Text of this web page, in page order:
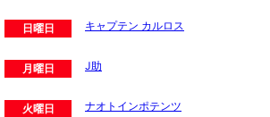
日曜日 キャプテン カルロス
月曜日 J助
火曜日 ナオトインポテンツ